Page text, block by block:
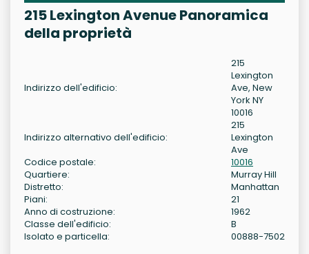
215 Lexington Avenue Panoramica
della proprietà
Indirizzo dell'edificio:
215
Lexington
Ave, New
York NY
10016
Indirizzo alternativo dell'edificio:
215
Lexington
Ave
Codice postale:
10016
Quartiere:
Murray Hill
Distretto:
Manhattan
Piani:
21
Anno di costruzione:
1962
Classe dell'edificio:
B
Isolato e particella:
00888-7502